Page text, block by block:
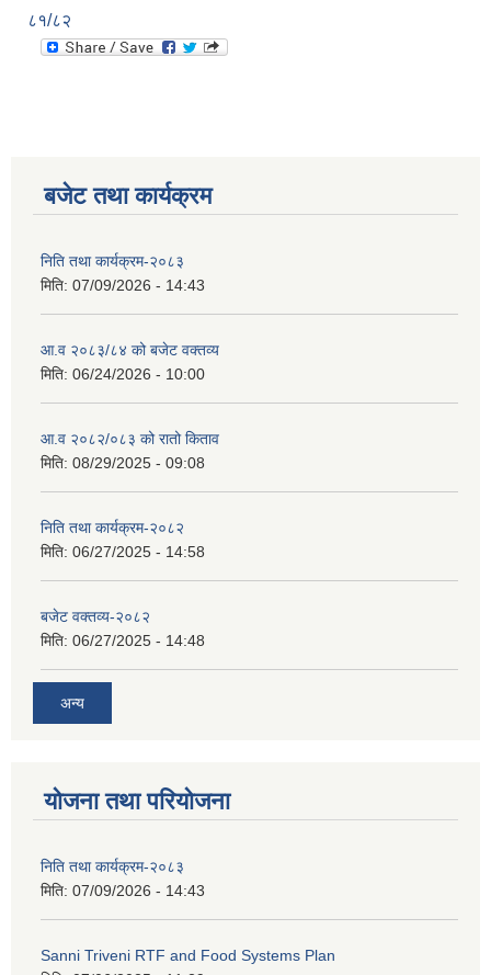
८१/८२
बजेट तथा कार्यक्रम
निति तथा कार्यक्रम-२०८३
मिति: 07/09/2026 - 14:43
आ.व २०८३/८४ को बजेट वक्तव्य
मिति: 06/24/2026 - 10:00
आ.व २०८२/०८३ को रातो किताव
मिति: 08/29/2025 - 09:08
निति तथा कार्यक्रम-२०८२
मिति: 06/27/2025 - 14:58
बजेट वक्तव्य-२०८२
मिति: 06/27/2025 - 14:48
अन्य
योजना तथा परियोजना
निति तथा कार्यक्रम-२०८३
मिति: 07/09/2026 - 14:43
Sanni Triveni RTF and Food Systems Plan